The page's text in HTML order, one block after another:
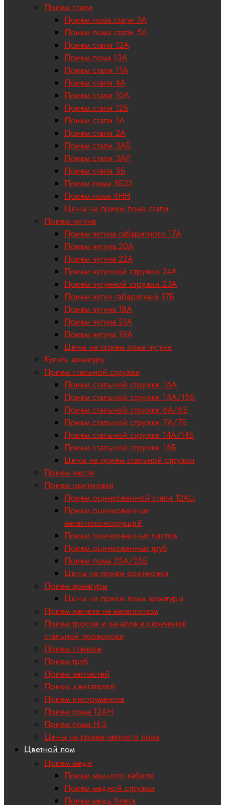
Прием стали
Прием лома стали 3А
Прием лома стали 5А
Прием стали 12А
Прием лома 13А
Прием стали 11А
Прием стали 4А
Прием стали 10А
Прием стали 12Б
Прием стали 1А
Прием стали 2А
Прием стали 3АБ
Прием стали 3АР
Прием стали 5Б
Прием лома 5Б22
Прием лома 4НН
Цены на прием лома стали
Прием чугуна
Прием чугуна габаритного 17A
Прием чугуна 20А
Прием чугуна 22А
Прием чугунной стружки 24А
Прием чугунной стружки 23А
Прием чугун габаритный 17Б
Прием чугуна 18A
Приём чугуна 21А
Прием чугуна 19А
Цены на прием лома чугуна
Купить арматуру
Прием стальной стружки
Прием стальной стружки 16А
Прием стальной стружки 15А/15Б
Прием стальной стружки 6А/6Б
Прием стальной стружки 7А/7Б
Прием стальной стружки 14А/14Б
Прием стальной стружки 16Б
Цены на прием стальной стружки
Прием жести
Прием оцинковки
Прием оцинкованной стали 12АЦ
Прием оцинкованных
металлоконструкций
Прием оцинкованных листов
Прием оцинкованных труб
Прием лома 25А/25Б
Цены на прием оцинковки
Прием арматуры
Цены на прием лома арматуры
Прием железа на металлолом
Прием тросов и канатов из крученой
стальной проволоки
Прием станков
Прием труб
Прием запчастей
Прием двигателей
Прием инструментов
Прием лома 12АН
Прием лома H-3
Цены на прием черного лома
Цветной лом
Прием меди
Прием медного кабеля
Прием медной стружки
Прием медь блеск